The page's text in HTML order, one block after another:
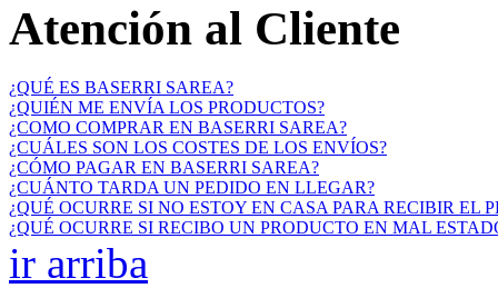
Atención al Cliente
¿QUÉ ES BASERRI SAREA?
¿QUIÉN ME ENVÍA LOS PRODUCTOS?
¿COMO COMPRAR EN BASERRI SAREA?
¿CUÁLES SON LOS COSTES DE LOS ENVÍOS?
¿CÓMO PAGAR EN BASERRI SAREA?
¿CUÁNTO TARDA UN PEDIDO EN LLEGAR?
¿QUÉ OCURRE SI NO ESTOY EN CASA PARA RECIBIR EL
¿QUÉ OCURRE SI RECIBO UN PRODUCTO EN MAL
ir arriba